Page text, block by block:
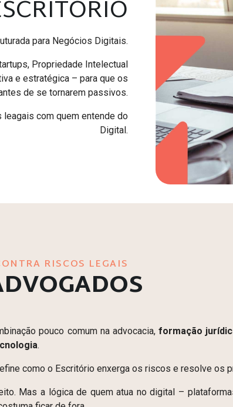
para Negócios Digitais.
Propriedade Intelectual
e estratégica – para que os
de se tornarem passivos.
leagais com quem entende do
Digital.
RISCOS LEGAIS
pouco comum na advocacia,formação
.
como o Escritório enxerga os riscos e resolve os
Mas a lógica de quem atua no digital –